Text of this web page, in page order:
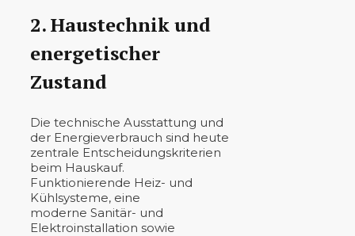
2. Haustechnik und
energetischer
Zustand
Die technische Ausstattung und
der Energieverbrauch sind heute
zentrale Entscheidungskriterien
beim Hauskauf.
Funktionierende Heiz- und
Kühlsysteme, eine
moderne Sanitär- und
Elektroinstallation sowie